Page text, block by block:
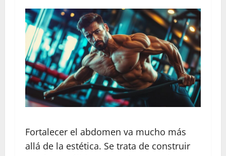
Fortalecer el abdomen va mucho más
allá de la estética. Se trata de construir